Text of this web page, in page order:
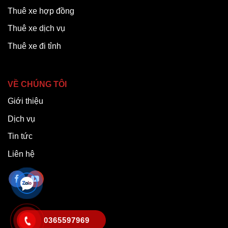
Thuê xe hợp đồng
Thuê xe dịch vụ
Thuê xe đi tỉnh
VỀ CHÚNG TÔI
Giới thiệu
Dịch vụ
Tin tức
Liên hệ
0365597969